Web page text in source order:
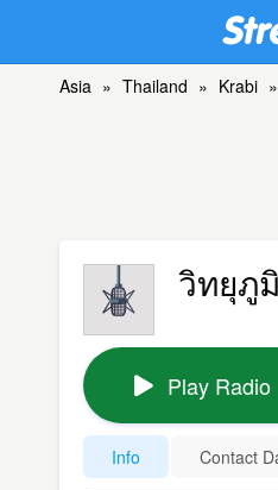
Asia » Thailand » Krabi »
วิทยุภู
Play Radio
Info Contact